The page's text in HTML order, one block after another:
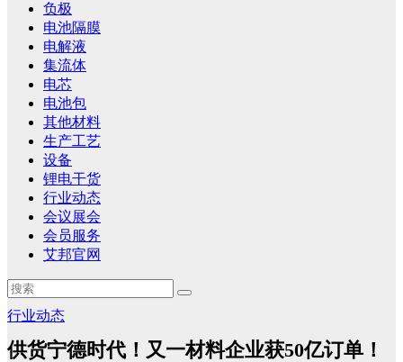
负极
电池隔膜
电解液
集流体
电芯
电池包
其他材料
生产工艺
设备
锂电干货
行业动态
会议展会
会员服务
艾邦官网
行业动态
供货宁德时代！又一材料企业获50亿订单！